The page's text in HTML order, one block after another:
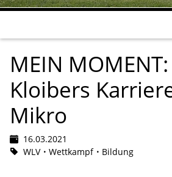
MEIN
Kloibers
Mikro
16.03.2021
WLV
Wettkampf Bildung